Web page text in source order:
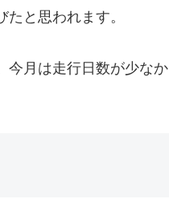
と思われます。
今月は走行日数が少なか